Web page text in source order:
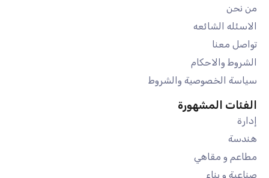
من نحن
الاسئله الشائعه
تواصل معنا
الشروط والاحكام
سياسة الخصوصية والشروط
الفئات المشهورة
إدارة
هندسة
مطاعم و مقاهي
صناعية و بناء